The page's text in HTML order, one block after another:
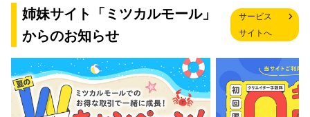
姉妹サイト「ミツカルモール」
からのお知らせ
サービス
サイトへ